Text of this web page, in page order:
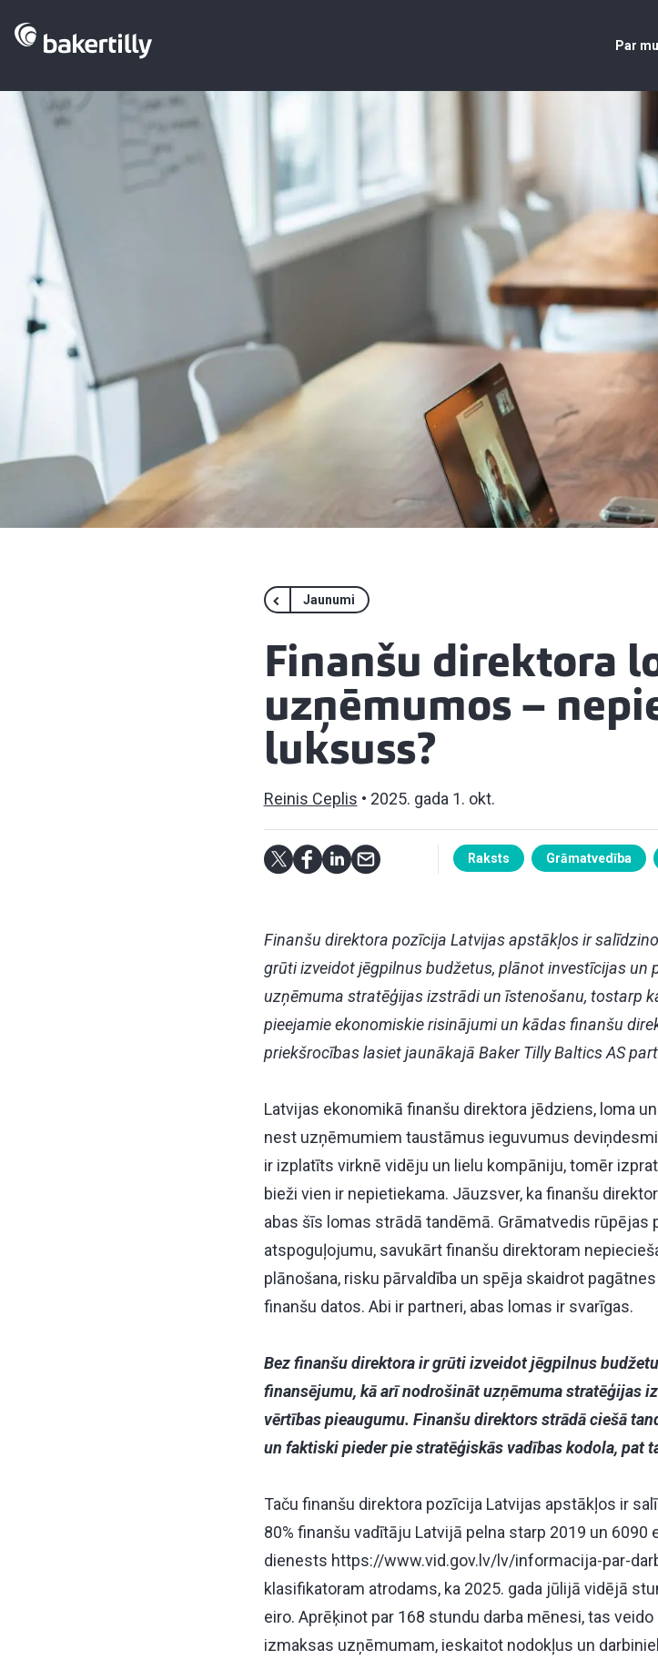
Par
Jaunumi
Finanšu direktora
uzņēmumos –
luksuss?
Reinis Ceplis 2025. gada 1. okt.
Raksts Grāmatvedība
Finanšu direktora pozīcija Latvijas apstākļos ir
grūti izveidot jēgpilnus budžetus, plānot investīcijas
uzņēmuma stratēģijas izstrādi un īstenošanu, tostarp
pieejamie ekonomiskie risinājumi un kādas finanšu
priekšrocības lasiet jaunākajā Baker Tilly Baltics AS
Latvijas ekonomikā finanšu direktora jēdziens, loma
nest uzņēmumiem taustāmus ieguvumus
ir izplatīts virknē vidēju un lielu kompāniju, tomēr
bieži vien ir nepietiekama. Jāuzsver, ka finanšu
abas šīs lomas strādā tandēmā. Grāmatvedis rūpējas
atspoguļojumu, savukārt finanšu direktoram
plānošana, risku pārvaldība un spēja skaidrot
finanšu datos. Abi ir partneri, abas lomas ir svarīgas.
Bez finanšu direktora ir grūti izveidot jēgpilnus
finansējumu, kā arī nodrošināt uzņēmuma stratēģijas
vērtības pieaugumu. Finanšu direktors strādā ciešā
un faktiski pieder pie stratēģiskās vadības kodola, pat
Taču finanšu direktora pozīcija Latvijas apstākļos ir
80% finanšu vadītāju Latvijā pelna starp 2019 un
dienests https://www.vid.gov.lv/lv/informacija-par-
klasifikatoram atrodams, ka 2025. gada jūlijā vidējā
eiro. Aprēķinot par 168 stundu darba mēnesi, tas
izmaksas uzņēmumam, ieskaitot nodokļus un